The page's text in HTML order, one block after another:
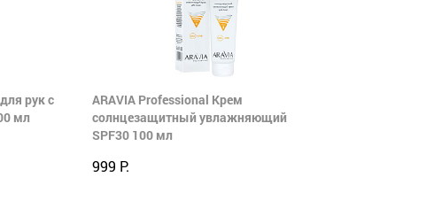
рук с
мл
ARAVIA Professional Крем
солнцезащитный увлажняющий
SPF30 100 мл
999 Р.